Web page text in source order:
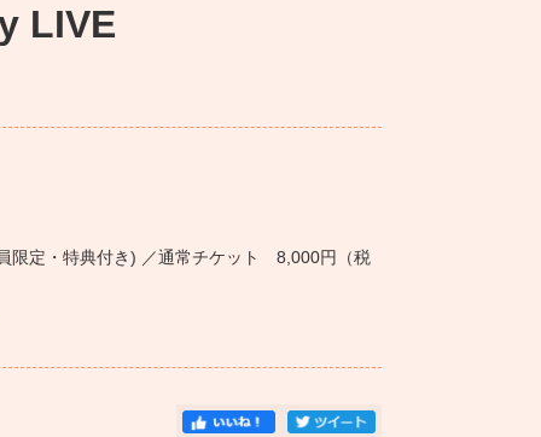
LIVE
限定・特典付き) ／通常チケット 8,000円（税